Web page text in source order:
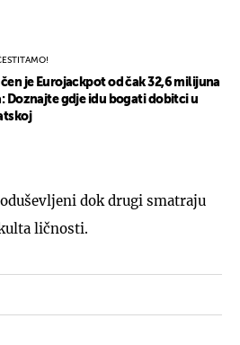
je Eurojackpot od čak 32,6 milijuna
Doznajte gdje idu bogati dobitci u
dok drugi smatraju
ličnosti.